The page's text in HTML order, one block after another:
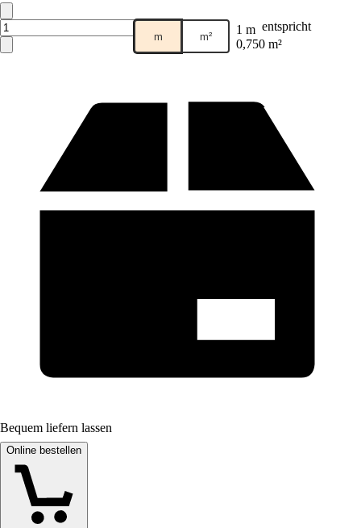
m m² 1 m entspricht
0,750 m²
Bequem liefern lassen
Online bestellen